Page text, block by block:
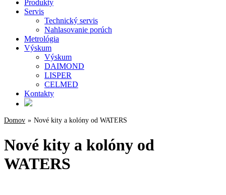
Produkty
Servis
Technický servis
Nahlasovanie porúch
Metrológia
Výskum
Výskum
DAIMOND
LISPER
CELMED
Kontakty
Domov » Nové kity a kolóny od WATERS
Nové kity a kolóny od
WATERS